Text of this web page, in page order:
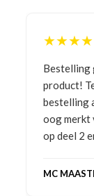
Bestelling
product!
bestelling
oog merkt
op deel 2
MC